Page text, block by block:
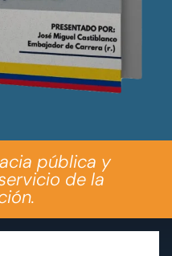
pública y
de la